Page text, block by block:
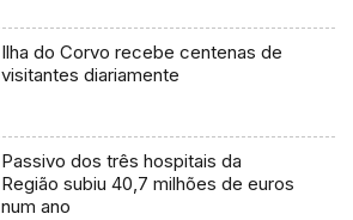
Ilha do Corvo recebe centenas de
visitantes diariamente
Passivo dos três hospitais da
Região subiu 40,7 milhões de euros
num ano